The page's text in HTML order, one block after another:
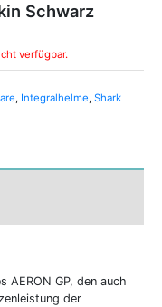
Schwarz
verfügbar.
, Integralhelme, Shark
AERON GP, den auch
der